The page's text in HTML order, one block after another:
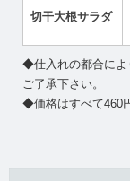
切干大根サラダ
◆仕入れの都合によ
ご了承下さい。
◆価格はすべて460